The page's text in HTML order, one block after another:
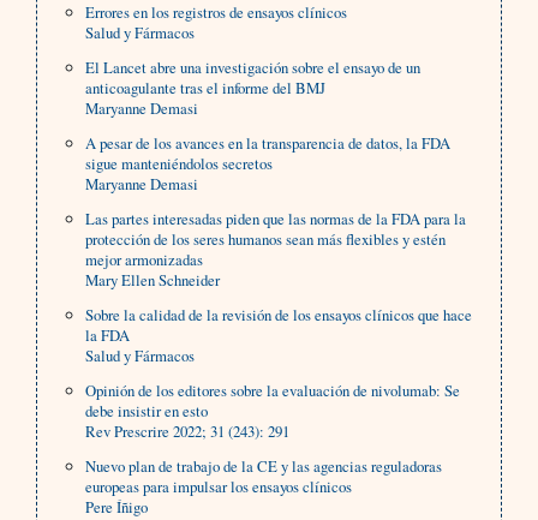
Errores en los registros de ensayos clínicos
Salud y Fármacos
El Lancet abre una investigación sobre el ensayo de un
anticoagulante tras el informe del BMJ
Maryanne Demasi
A pesar de los avances en la transparencia de datos, la FDA
sigue manteniéndolos secretos
Maryanne Demasi
Las partes interesadas piden que las normas de la FDA para la
protección de los seres humanos sean más flexibles y estén
mejor armonizadas
Mary Ellen Schneider
Sobre la calidad de la revisión de los ensayos clínicos que hace
la FDA
Salud y Fármacos
Opinión de los editores sobre la evaluación de nivolumab: Se
debe insistir en esto
Rev Prescrire 2022; 31 (243): 291
Nuevo plan de trabajo de la CE y las agencias reguladoras
europeas para impulsar los ensayos clínicos
Pere Íñigo